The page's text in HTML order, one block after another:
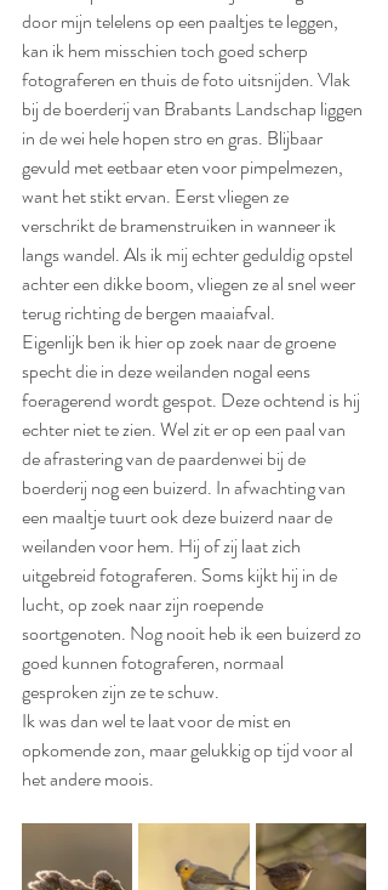
door mijn telelens op een paaltjes te leggen,
kan ik hem misschien toch goed scherp
fotograferen en thuis de foto uitsnijden. Vlak
bij de boerderij van Brabants Landschap liggen
in de wei hele hopen stro en gras. Blijbaar
gevuld met eetbaar eten voor pimpelmezen,
want het stikt ervan. Eerst vliegen ze
verschrikt de bramenstruiken in wanneer ik
langs wandel. Als ik mij echter geduldig opstel
achter een dikke boom, vliegen ze al snel weer
terug richting de bergen maaiafval.
Eigenlijk ben ik hier op zoek naar de groene
specht die in deze weilanden nogal eens
foeragerend wordt gespot. Deze ochtend is hij
echter niet te zien. Wel zit er op een paal van
de afrastering van de paardenwei bij de
boerderij nog een buizerd. In afwachting van
een maaltje tuurt ook deze buizerd naar de
weilanden voor hem. Hij of zij laat zich
uitgebreid fotograferen. Soms kijkt hij in de
lucht, op zoek naar zijn roepende
soortgenoten. Nog nooit heb ik een buizerd zo
goed kunnen fotograferen, normaal
gesproken zijn ze te schuw.
Ik was dan wel te laat voor de mist en
opkomende zon, maar gelukkig op tijd voor al
het andere moois.